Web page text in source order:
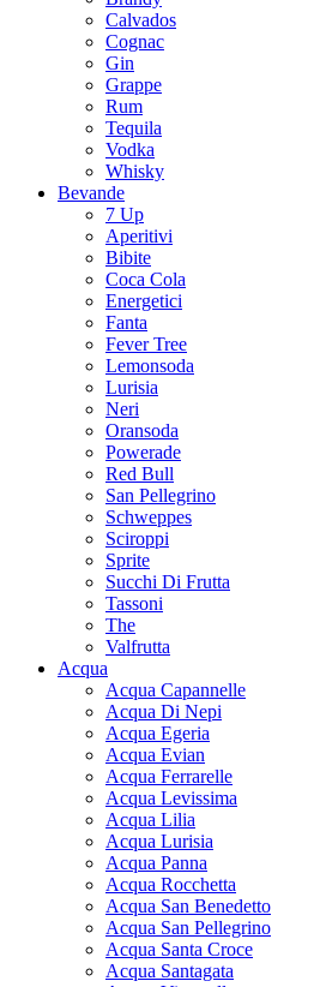
Calvados
Cognac
Gin
Grappe
Rum
Tequila
Vodka
Whisky
Bevande
7 Up
Aperitivi
Bibite
Coca Cola
Energetici
Fanta
Fever Tree
Lemonsoda
Lurisia
Neri
Oransoda
Powerade
Red Bull
San Pellegrino
Schweppes
Sciroppi
Sprite
Succhi Di Frutta
Tassoni
The
Valfrutta
Acqua
Acqua Capannelle
Acqua Di Nepi
Acqua Egeria
Acqua Evian
Acqua Ferrarelle
Acqua Levissima
Acqua Lilia
Acqua Lurisia
Acqua Panna
Acqua Rocchetta
Acqua San Benedetto
Acqua San Pellegrino
Acqua Santa Croce
Acqua Santagata